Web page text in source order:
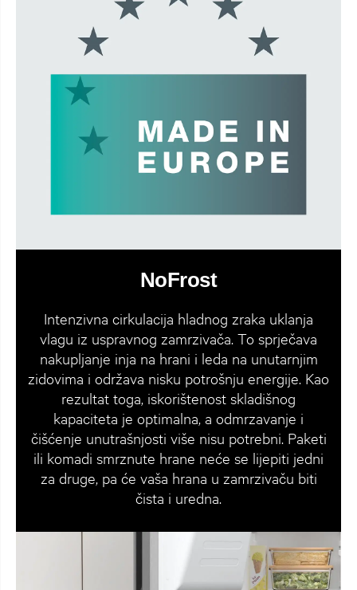
NoFrost
Intenzivna cirkulacija hladnog zraka uklanja
vlagu iz uspravnog zamrzivača. To sprječava
nakupljanje inja na hrani i leda na unutarnjim
zidovima i održava nisku potrošnju energije. Kao
rezultat toga, iskorištenost skladišnog
kapaciteta je optimalna, a odmrzavanje i
čišćenje unutrašnjosti više nisu potrebni. Paketi
ili komadi smrznute hrane neće se lijepiti jedni
za druge, pa će vaša hrana u zamrzivaču biti
čista i uredna.